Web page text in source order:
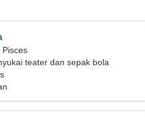
teater dan sepak bola